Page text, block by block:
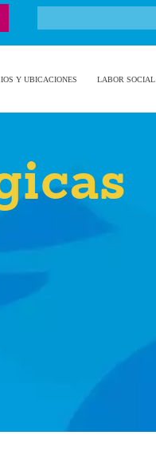
Y UBICACIONES LABOR SOCIAL